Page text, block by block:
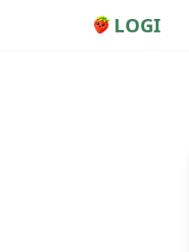
LOGI